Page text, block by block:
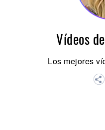
Vídeos
Los mejores